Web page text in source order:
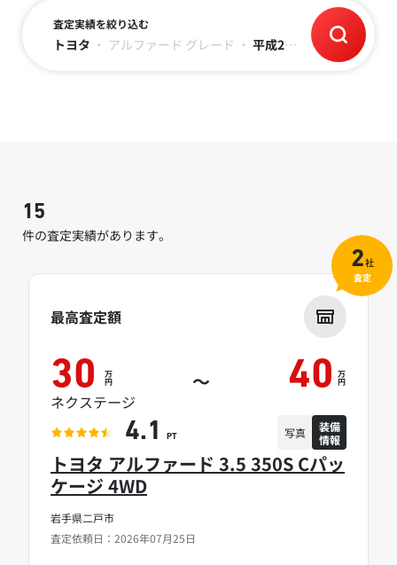
査定実績を絞り込む
トヨタ ・ アルファード グレード ・ 平成20年(2008)・ ～17
15
件の査定実績があります。
岩手県二戸市
査定依頼日：2026年07月25日
トヨタ アルファード 3.5 350S Cパッ
ケージ 4WD
最高査定額
30 万
円 ～ 40 万
円
ネクステージ
4.1 PT 写真
装備
情報
2社
査定